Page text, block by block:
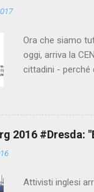
Ora che siamo
oggi, arriva la
cittadini - perché
AGCM (da non
Matteo Renzi
che per l'ex
sdoganamento
2016 #Dresda:
Attivisti inglesi